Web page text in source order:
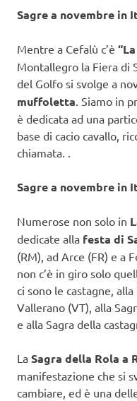
Sagre a novembre in
Mentre a Cefalù c’è
Montallegro la Fiera di
del Golfo si svolge a
muffoletta. Siamo in
è dedicata ad una
base di cacio cavallo,
chiamata. .
Sagre a novembre in
Numerose non solo in
dedicate alla festa di
(RM), ad Arce (FR) e a
non c’è in giro solo
ci sono le castagne,
Vallerano (VT), alla
e alla Sagra della
La Sagra della Rola a
manifestazione che si
cambiare, ed è una